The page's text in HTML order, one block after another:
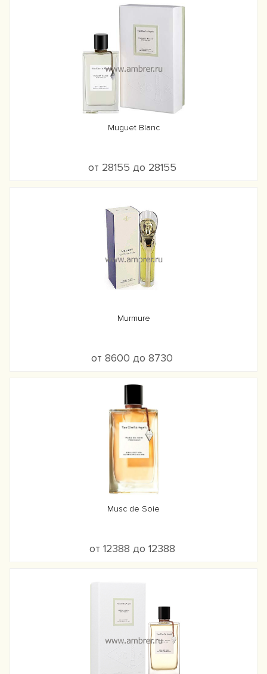
Muguet Blanc
от 28155 до 28155
Murmure
от 8600 до 8730
Musc de Soie
от 12388 до 12388